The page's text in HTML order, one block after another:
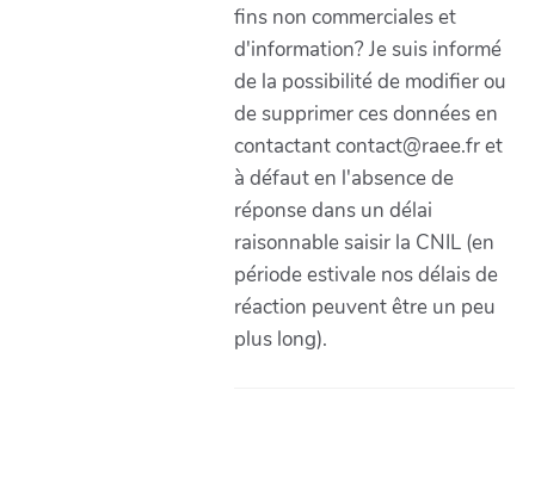
fins non commerciales et
d'information? Je suis informé
de la possibilité de modifier ou
de supprimer ces données en
contactant contact@raee.fr et
à défaut en l'absence de
réponse dans un délai
raisonnable saisir la CNIL (en
période estivale nos délais de
réaction peuvent être un peu
plus long).